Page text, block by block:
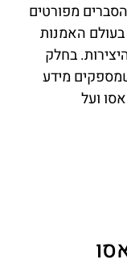
מפורטים
האמנות
בחלק
מידע
ועל